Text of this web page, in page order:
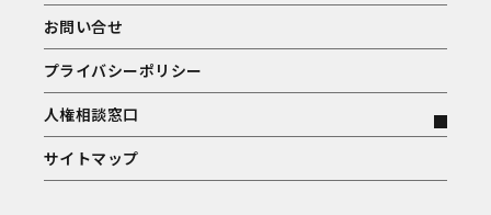
お問い合せ
プライバシーポリシー
人権相談窓口
サイトマップ